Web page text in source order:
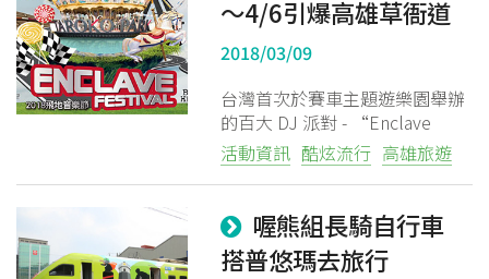
4次搭乘卷，欣賞舞曲的同時又
能玩設施，CP值可說是相當高。
～4/6引爆高雄草衙道
2018/03/09
台灣首次於賽車主題遊樂園舉辦
的百大 DJ 派對 - “Enclave
Festival 飛地音樂節” 將在
2018 年 4 月 5、6日於高雄草衙
道購物中心舉辦！
活動資訊 酷炫流行 高雄旅遊
喔熊組長騎自行車
搭普悠瑪去旅行